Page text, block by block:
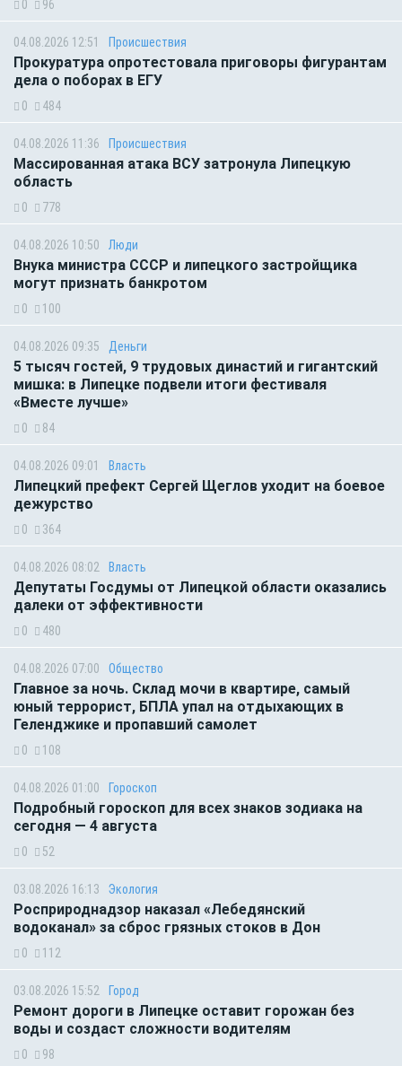
0 96
04.08.2026 12:51 Происшествия
Прокуратура опротестовала приговоры фигурантам
дела о поборах в ЕГУ
0 484
04.08.2026 11:36 Происшествия
Массированная атака ВСУ затронула Липецкую
область
0 778
04.08.2026 10:50 Люди
Внука министра СССР и липецкого застройщика
могут признать банкротом
0 100
04.08.2026 09:35 Деньги
5 тысяч гостей, 9 трудовых династий и гигантский
мишка: в Липецке подвели итоги фестиваля
«Вместе лучше»
0 84
04.08.2026 09:01 Власть
Липецкий префект Сергей Щеглов уходит на боевое
дежурство
0 364
04.08.2026 08:02 Власть
Депутаты Госдумы от Липецкой области оказались
далеки от эффективности
0 480
04.08.2026 07:00 Общество
Главное за ночь. Склад мочи в квартире, самый
юный террорист, БПЛА упал на отдыхающих в
Геленджике и пропавший самолет
0 108
04.08.2026 01:00 Гороскоп
Подробный гороскоп для всех знаков зодиака на
сегодня — 4 августа
0 52
03.08.2026 16:13 Экология
Росприроднадзор наказал «Лебедянский
водоканал» за сброс грязных стоков в Дон
0 112
03.08.2026 15:52 Город
Ремонт дороги в Липецке оставит горожан без
воды и создаст сложности водителям
0 98